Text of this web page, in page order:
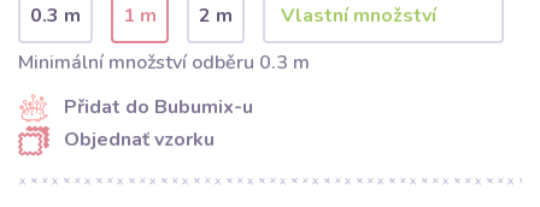
0.3 m 1 m
2 m
Minimální množství odběru 0.3 m
Přidat do Bubumix-u
Objednať vzorku